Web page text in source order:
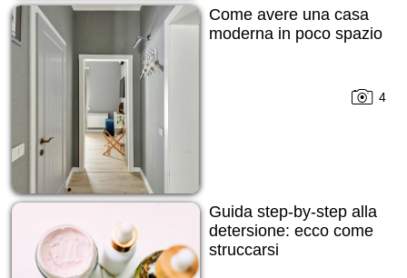
Come avere una casa
moderna in poco spazio
4
Guida step-by-step alla
detersione: ecco come
struccarsi